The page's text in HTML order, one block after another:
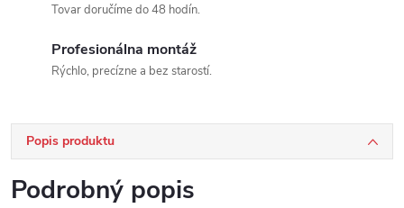
Tovar doručíme do 48 hodín.
Profesionálna montáž
Rýchlo, precízne a bez starostí.
Popis produktu
Podrobný popis